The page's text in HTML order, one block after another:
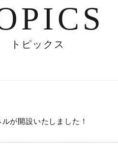
トピックス
が開設いたしました！